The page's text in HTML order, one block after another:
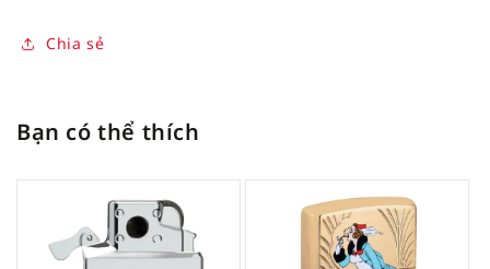
Chia sẻ
Bạn có thể thích